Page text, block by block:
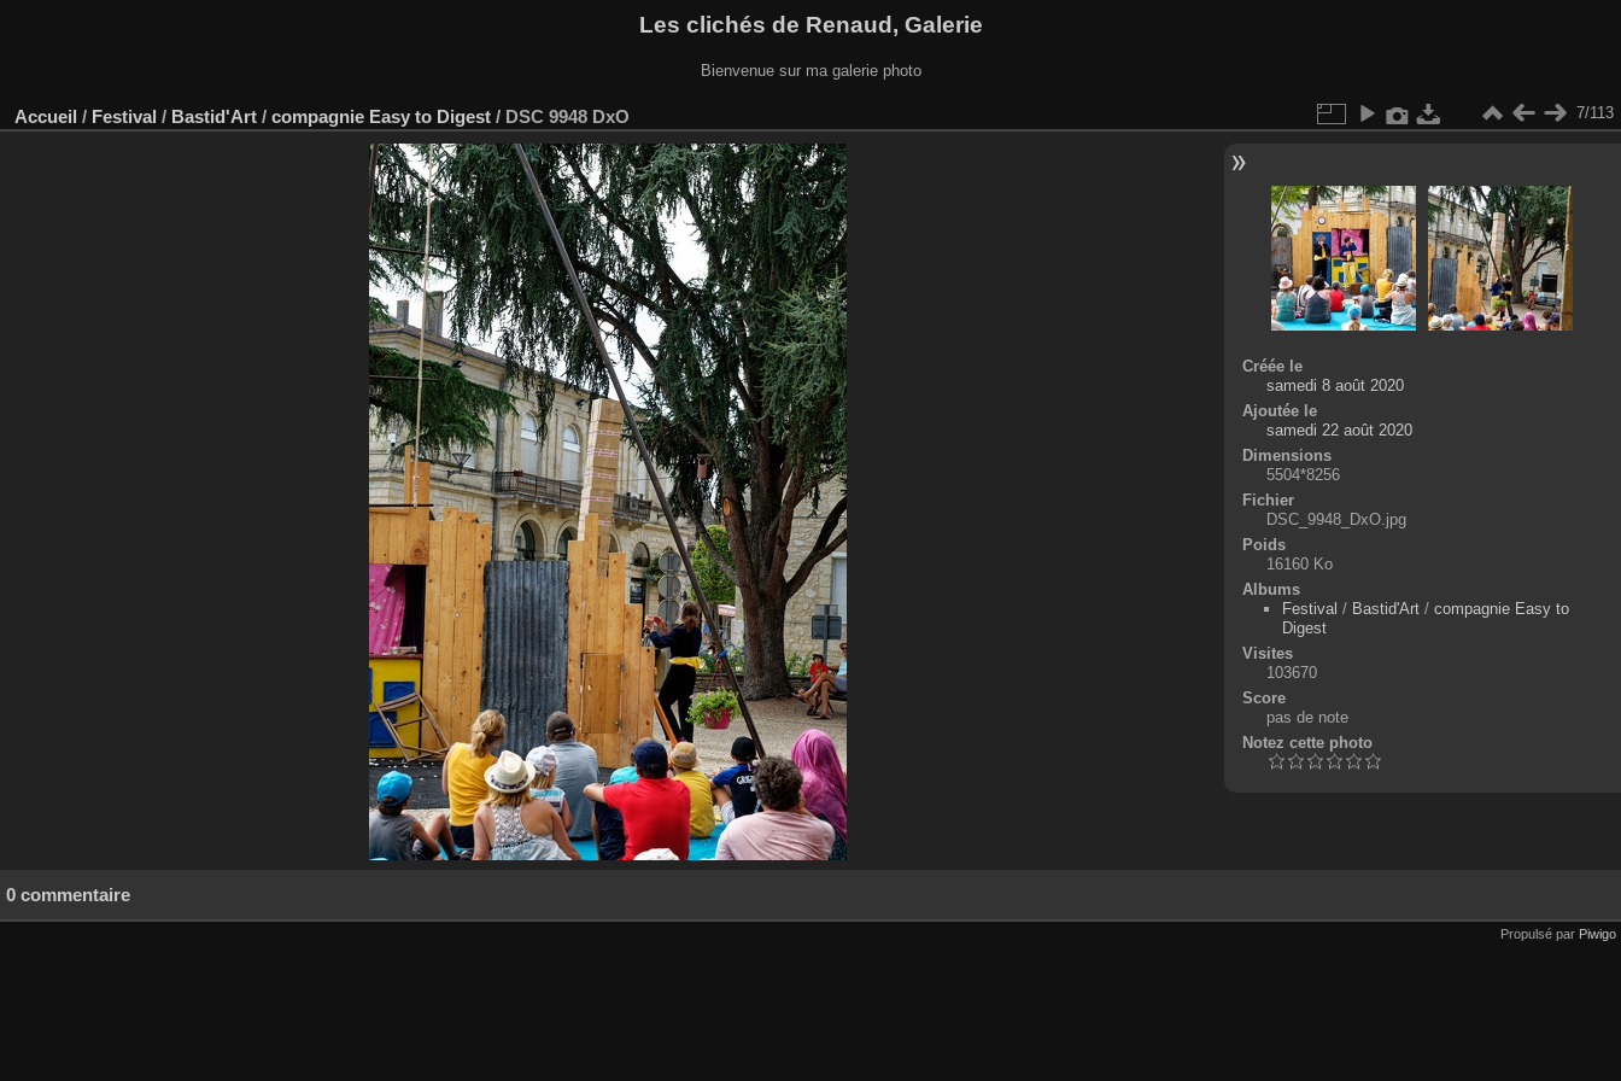
Les clichés de Renaud, Galerie
Bienvenue sur ma galerie photo
Accueil / Festival / Bastid'Art / compagnie Easy to Digest / DSC 9948 DxO 7/113
Créée le
samedi 8 août 2020
Ajoutée le
samedi 22 août 2020
Dimensions
5504*8256
Fichier
DSC_9948_DxO.jpg
Poids
16160 Ko
Albums
Festival / Bastid'Art/ compagnie Easy to
Digest
Visites
103670
Score
pas de note
Notez cette photo
0 commentaire
Propulsé par Piwigo